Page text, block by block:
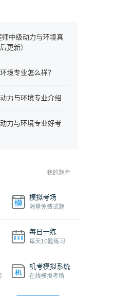
中级动力与环境真
更新）
境专业怎么样？
力与环境专业介绍
力与环境专业好考
我的题库
模拟考场
海量免费试题
每日一练
每天10题练习
机考模拟系统
在线模拟考场